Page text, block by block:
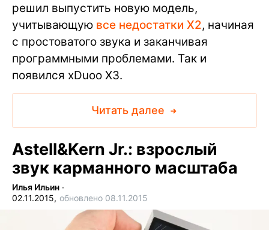
решил выпустить новую модель,
учитывающую все недостатки X2, начиная
с простоватого звука и заканчивая
программными проблемами. Так и
появился xDuoo X3.
Читать далее
Astell&Kern Jr.: взрослый
звук карманного масштаба
Илья Ильин ∙
02.11.2015, обновлено 08.11.2015